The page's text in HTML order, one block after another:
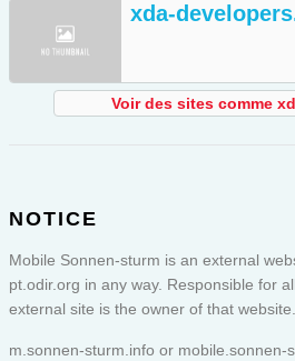
xda-
Voir des sites comme
NOTICE
Mobile Sonnen-sturm is an external
pt.odir.org in any way. Responsible for
external site is the owner of that website.
m.sonnen-sturm.info or mobile.sonnen-